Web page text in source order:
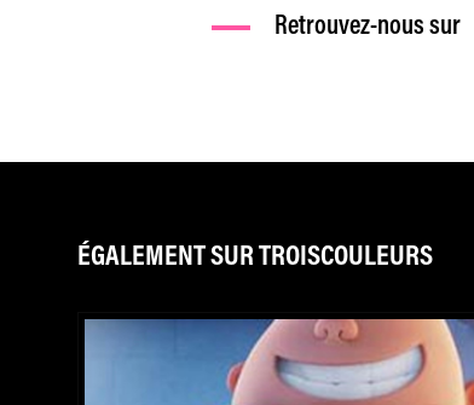
Retrouvez-nous sur
ÉGALEMENT SUR TROISCOULEURS